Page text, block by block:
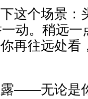
这个场景：
动。稍远一
再往远处看
——无论是